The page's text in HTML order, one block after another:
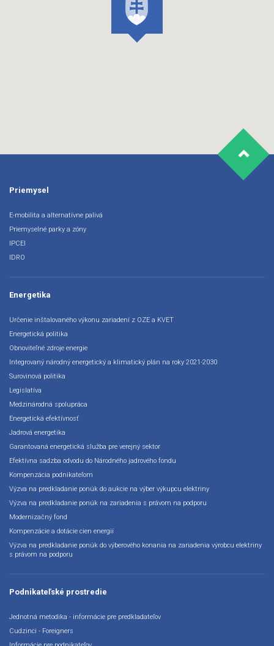
Priemysel
E-mobilita a alternatívne palivá
Priemyselné parky a zóny
IPCEI
IDRO
Energetika
Určenie inštalovaného výkonu zariadení z OZE a KVET
Energetická politika
Obnoviteľné zdroje energie
Integrovaný národný energetický a klimatický plán na roky 2021-2030
Surovinová politika
Legislatíva
Medzinárodná spolupráca
Energetická efektívnosť
Jadrová energetika
Garantovaná energetická služba pre verejný sektor
Efektívna sadzba odvodu do Národného jadrového fondu
Kompenzácia podnikateľom
Výzva na predkladanie ponúk do aukcie na výber výkupcu elektriny
Výzva na predkladanie ponúk na zariadenia s právom na podporu
Modernizačný fond
Kompenzácie a dotácie cien energií
Výzva na predkladanie ponúk do výberového konania na zariadenia výrobcu elektriny
s právom na podporu
Podnikateľské prostredie
Jednotná metodika - informácie pre predkladateľov
Cudzinci - Foreigners